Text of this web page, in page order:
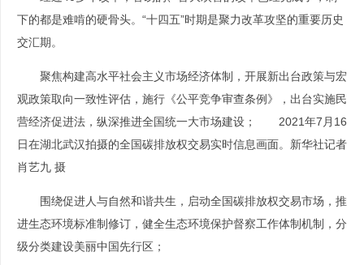
下的都是难啃的硬骨头。“十四五”时期是聚力改革攻坚的重要历史
交汇期。
聚焦构建高水平社会主义市场经济体制，开展新出台政策与宏
观政策取向一致性评估，施行《公平竞争审查条例》，出台实施民
营经济促进法，纵深推进全国统一大市场建设； 2021年7月16
日在湖北武汉拍摄的全国碳排放权交易实时信息画面。新华社记者
肖艺九 摄
围绕促进人与自然和谐共生，启动全国碳排放权交易市场，推
进生态环境标准制修订，健全生态环境保护督察工作体制机制，分
级分类建设美丽中国先行区；